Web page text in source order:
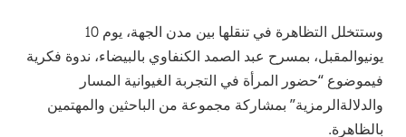
وستتخلل التظاهرة فيتنقلها بين مدن الجهة،يوم
يونيوالمقبل، بمسرح عبد الصمد الكنفاوي بالبيضاء، ندوة فكرية
فيموضوع“حضورالمرأة في التجربة الغيوانية المسار
والدلالةالرمزية”بمشاركة مجموعة من الباحثين والمهتمين
بالظاهرة.